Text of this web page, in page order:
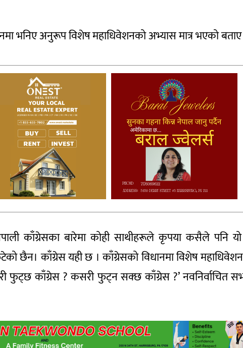
भनिए अनुरूप विशेष महाधिवेशनको अभ्यास मात्र भएको बताए
काँग्रेसका बारेमा कोही साथीहरूले कृपया कसैले पनि
छैन। काँग्रेस यही छ । काँग्रेसको विधानमा विशेष
फुट्छ काँग्रेस ? कसरी फुट्न सक्छ काँग्रेस ?’ नवनिर्वाचित